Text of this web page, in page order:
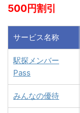
500円割引
サービス名称
駅探メンバー
Pass
みんなの優待